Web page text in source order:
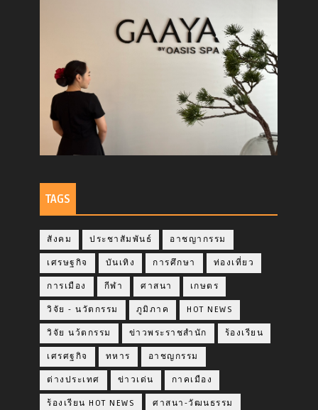
TAGS
สังคม ประชาสัมพันธ์ อาชญากรรม
เศรษฐกิจ บันเทิง การศึกษา ท่องเที่ยว
การเมือง กีฬา ศาสนา เกษตร
วิจัย - นวัตกรรม ภูมิภาค HOT NEWS
วิจัย นว้ตกรรม ข่าวพระราชสำนัก ร้องเรียน
เศรศฐกิจ ทหาร อาชญกรรม
ต่างประเทศ ข่าวเด่น กาคเมือง
ร้องเรียน HOT NEWS ศาสนา-วัฒนธรรม